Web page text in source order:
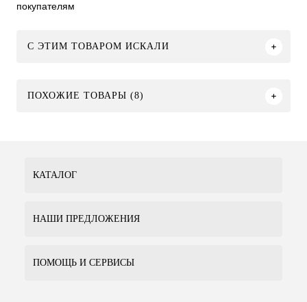
покупателям
C ЭТИМ ТОВАРОМ ИСКАЛИ
ПОХОЖИЕ ТОВАРЫ (8)
КАТАЛОГ
НАШИ ПРЕДЛОЖЕНИЯ
ПОМОЩЬ И СЕРВИСЫ